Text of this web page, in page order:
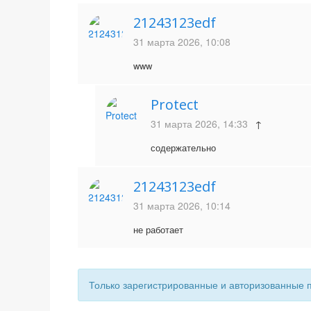
21243123edf
31 марта 2026, 10:08
www
Protect
31 марта 2026, 14:33 ↑
содержательно
21243123edf
31 марта 2026, 10:14
не работает
Только зарегистрированные и авторизованные